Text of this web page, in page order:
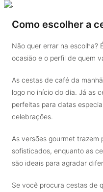
Como escolher a
Não quer errar na escolha?
ocasião e o perfil de quem
As cestas de café da
logo no início do dia. Já as
perfeitas para datas
celebrações.
As versões gourmet trazem
sofisticados, enquanto as
são ideais para agradar
Se você procura cestas de